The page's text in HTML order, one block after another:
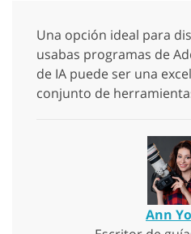
Una opción ideal para
usabas programas de
de IA puede ser una
conjunto de
Ann